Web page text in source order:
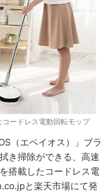
ードレス電動回転モップ
（エペイオス）」ブラ
き掃除ができる、高速
搭載したコードレス電
と楽天市場にて発